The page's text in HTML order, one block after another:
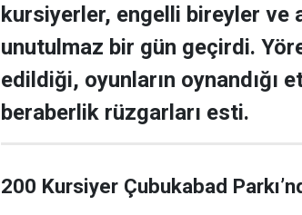
kursiyerler, engelli bireyler ve
unutulmaz bir gün geçirdi.
edildiği, oyunların oynandığı
beraberlik rüzgarları esti.
200 Kursiyer Çubukabad